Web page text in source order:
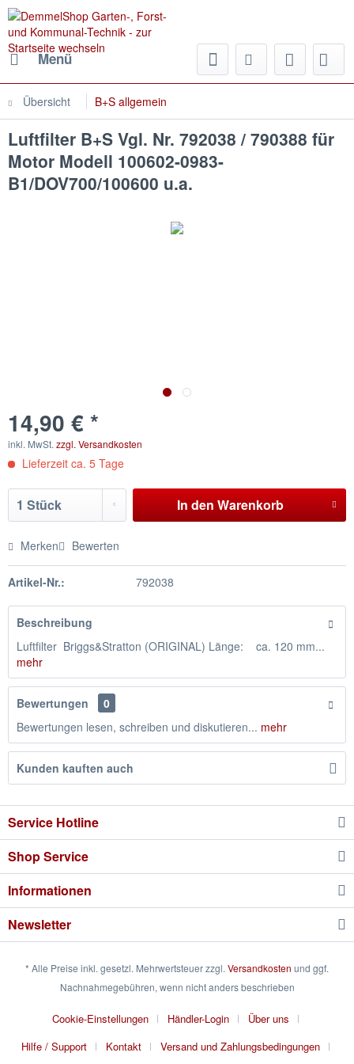
Menü
Übersicht B+S allgemein
Luftfilter B+S Vgl. Nr. 792038 / 790388 für
Motor Modell 100602-0983-
B1/DOV700/100600 u.a.
14,90 € *
inkl. MwSt. zzgl. Versandkosten
Lieferzeit ca. 5 Tage
In den Warenkorb
Merken Bewerten
Artikel-Nr.: 792038
Beschreibung
Luftfilter Briggs&Stratton (ORIGINAL) Länge: ca. 120 mm...
mehr
Bewertungen
0
Bewertungen lesen, schreiben und diskutieren... mehr
Kunden kauften auch
Service Hotline
Shop Service
Informationen
Newsletter
* Alle Preise inkl. gesetzl. Mehrwertsteuer zzgl. Versandkosten und ggf.
Nachnahmegebühren, wenn nicht anders beschrieben
Cookie-Einstellungen Händler-Login
Über uns
Hilfe / Support
Kontakt Versand und Zahlungsbedingungen